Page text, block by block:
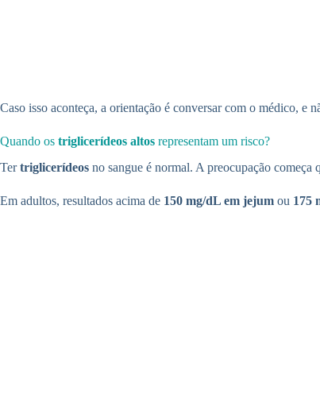
Caso isso aconteça, a orientação é conversar com o médico, e
Quando os triglicerídeos altos representam um risco?
Tertriglicerídeos no sangue é normal. A preocupação começa
Em adultos, resultados acima de 150 mg/dL em jejum ou 175